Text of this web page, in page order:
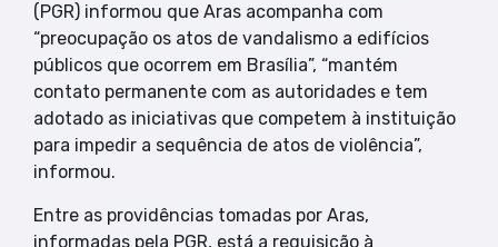
(PGR) informou que Aras acompanha com
“preocupação os atos de vandalismo a edifícios
públicos que ocorrem em Brasília”, “mantém
contato permanente com as autoridades e tem
adotado as iniciativas que competem à instituição
para impedir a sequência de atos de violência”,
informou.
Entre as providências tomadas por Aras,
informadas pela PGR, está a requisição à